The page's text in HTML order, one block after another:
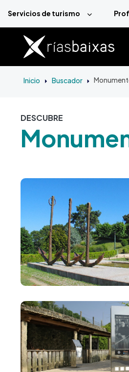
Servicios de turismo
Inicio Buscador
DESCUBRE
Imagen
Imagen